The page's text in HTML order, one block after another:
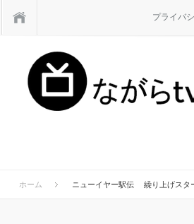
プライバ
ホーム ニューイヤー駅伝 繰り上げスタ